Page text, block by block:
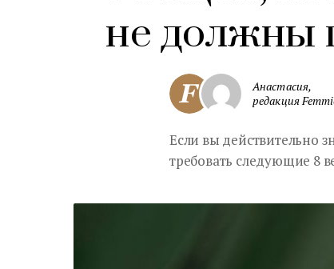
не должны
Анастасия,
редакция
Если вы действительно
требовать следующие 8